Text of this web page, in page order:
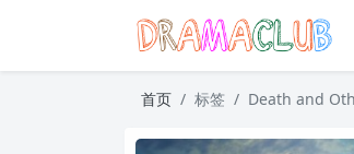
首页 标签 Death and